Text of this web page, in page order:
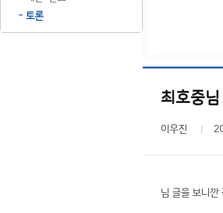
토론
최호중
이우진
님 글을 보니깐